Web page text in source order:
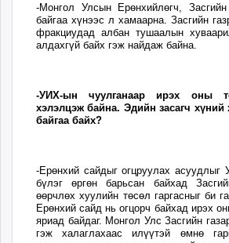
-Монгол Улсын Ерөнхийлөгч,
байгаа хүнээс л хамаарна. Засгийн
фракциудад албан тушаалын
алдахгүй байх гэж найдаж байна.
-УИХ-ын чуулганаар ирэх оны
хэлэлцэж байна. Эдийн засагч хүний
байгаа байх?
-Ерөнхий сайдыг огцруулах
бүлэг өргөн барьсан байхад
өөрчлөх хуулийн төсөл гаргасныг би
Ерөнхий сайд нь огцорч байхад ирэх
яриад байдаг. Монгол Улс Засгийн
гэж халаглахаас илүүтэй өмнө